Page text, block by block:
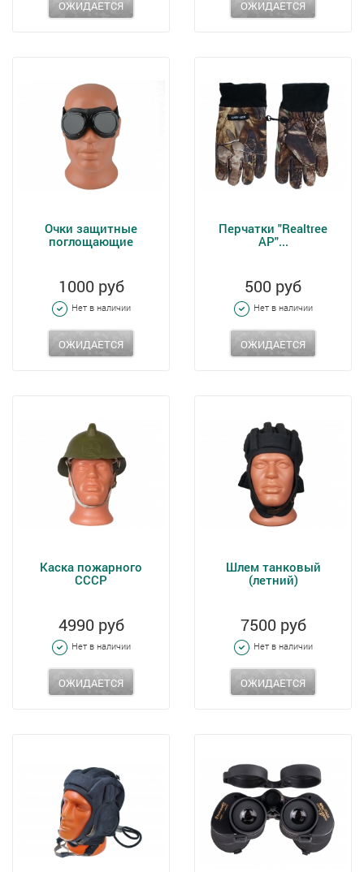
ОЖИДАЕТСЯ ОЖИДАЕТСЯ
Очки защитные
поглощающие
1000 руб
Нет в наличии
ОЖИДАЕТСЯ
Перчатки "Realtree
AP"...
500 руб
Нет в наличии
ОЖИДАЕТСЯ
Каска пожарного
СССР
4990 руб
Нет в наличии
ОЖИДАЕТСЯ
Шлем танковый
(летний)
7500 руб
Нет в наличии
ОЖИДАЕТСЯ